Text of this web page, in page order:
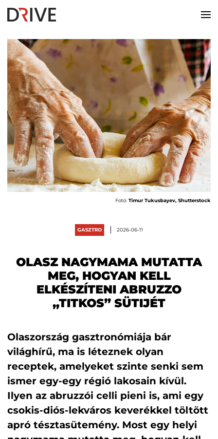
Fotó: Timur Tukusbayev, Shutterstock
GASZTRO 2026-06-11
OLASZ NAGYMAMA MUTATTA
MEG, HOGYAN KELL
ELKÉSZÍTENI ABRUZZO
„TITKOS” SÜTIJÉT
Olaszország gasztronómiája bár
világhírű, ma is léteznek olyan
receptek, amelyeket szinte senki sem
ismer egy-egy régió lakosain kívül.
Ilyen az abruzzói celli pieni is, ami egy
csokis-diós-lekváros keverékkel töltött
apró tésztasütemény. Most egy helyi